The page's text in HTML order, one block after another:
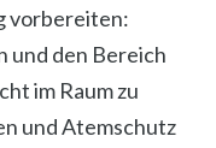
vorbereiten:
und den Bereich
im Raum zu
und Atemschutz